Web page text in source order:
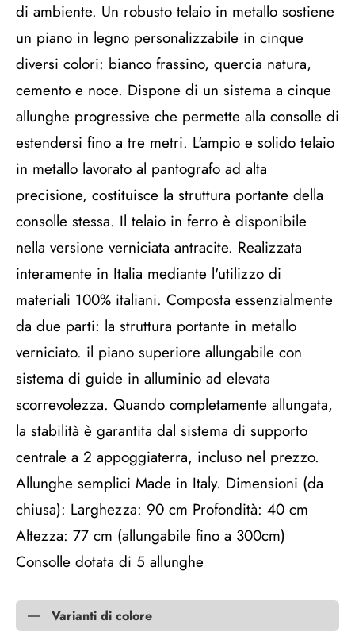
di ambiente. Un robusto telaio in metallo sostiene
un piano in legno personalizzabile in cinque
diversi colori: bianco frassino, quercia natura,
cemento e noce. Dispone di un sistema a cinque
allunghe progressive che permette alla consolle di
estendersi fino a tre metri. L'ampio e solido telaio
in metallo lavorato al pantografo ad alta
precisione, costituisce la struttura portante della
consolle stessa. Il telaio in ferro è disponibile
nella versione verniciata antracite. Realizzata
interamente in Italia mediante l'utilizzo di
materiali 100% italiani. Composta essenzialmente
da due parti: la struttura portante in metallo
verniciato. il piano superiore allungabile con
sistema di guide in alluminio ad elevata
scorrevolezza. Quando completamente allungata,
la stabilità è garantita dal sistema di supporto
centrale a 2 appoggiaterra, incluso nel prezzo.
Allunghe semplici Made in Italy. Dimensioni (da
chiusa): Larghezza: 90 cm Profondità: 40 cm
Altezza: 77 cm (allungabile fino a 300cm)
Consolle dotata di 5 allunghe
Varianti di colore